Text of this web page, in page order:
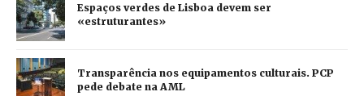
Espaços verdes de Lisboa devem ser
«estruturantes»
Transparência nos equipamentos culturais. PCP
pede debate na AML